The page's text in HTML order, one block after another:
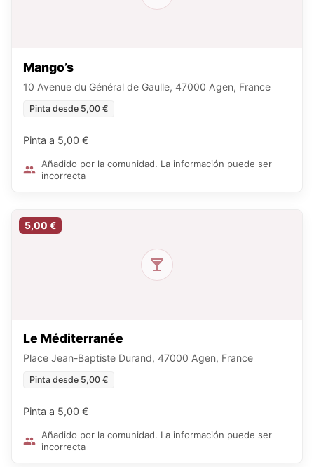
Mango’s
10 Avenue du Général de Gaulle, 47000 Agen, France
Pinta desde 5,00 €
Pinta a 5,00 €
Añadido por la comunidad. La información puede ser
incorrecta
5,00 €
Le Méditerranée
Place Jean-Baptiste Durand, 47000 Agen, France
Pinta desde 5,00 €
Pinta a 5,00 €
Añadido por la comunidad. La información puede ser
incorrecta